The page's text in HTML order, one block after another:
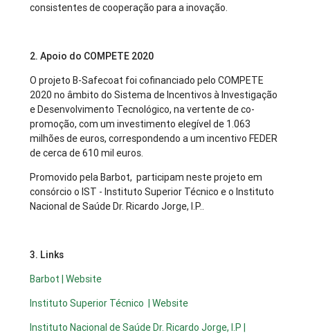
consistentes de cooperação para a inovação.
2. Apoio do COMPETE 2020
O projeto B-Safecoat foi cofinanciado pelo COMPETE
2020 no âmbito do Sistema de Incentivos à Investigação
e Desenvolvimento Tecnológico, na vertente de co-
promoção, com um investimento elegível de 1.063
milhões de euros, correspondendo a um incentivo FEDER
de cerca de 610 mil euros.
Promovido pela Barbot, participam neste projeto em
consórcio o IST - Instituto Superior Técnico e o Instituto
Nacional de Saúde Dr. Ricardo Jorge, I.P..
3. Links
Barbot | Website
Instituto Superior Técnico | Website
Instituto Nacional de Saúde Dr. Ricardo Jorge, I.P |